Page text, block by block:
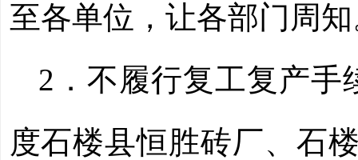
至各单位，让各部门周
2 ． 不履行复工复产手
度石楼县恒胜砖厂、石